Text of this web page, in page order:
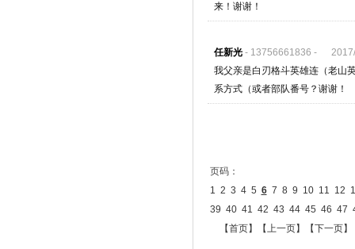
来！谢谢！
任新光- 13756661836 - 2017/
我父亲是白刃格斗英雄连（老山
系方式（或者部队番号？谢谢！
页码：
1 2 3 4 5 6 7 8 9 10 11 12
39 40 41 42 43 44 45 46 47
【首页】
【上一页】 【下一页】